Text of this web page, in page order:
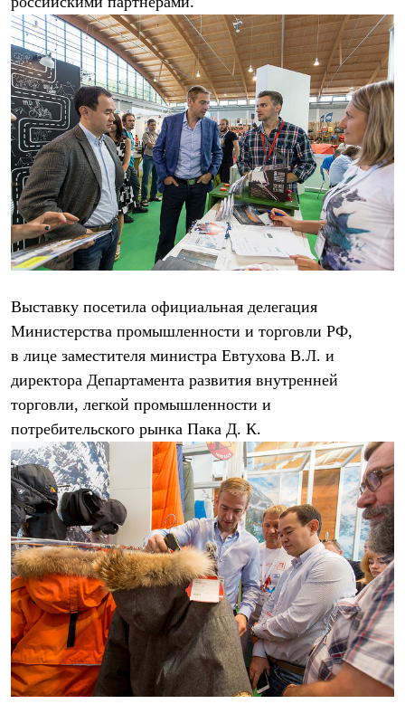
Чуни
Уход за обувью
Аксессуары
Головные уборы
Шапки
Балаклавы и маски
Кепки и бейсболки
Повязки
Шарфы
Панамы
Перчатки и рукавицы
Перчатки
Рукавицы
Носки
Полезные аксессуары
Шевроны
Опушки
Термоковрики
Уход за одеждой
В Арктику
PEAK
ЗА ПОЛЯРНЫМ КРУГОМ
TREK
BASK kids
CITY
BASK juno
ИДЁМ В ПОХОД
Дневник капитана
Каталог дилеров
Компания
Баск сегодня
История
Отцы основатели
Производство
Баск в вашем городе
Контроль качества
Технологии
Выставку посетила официальная делегация
Министерства промышленности и торговли РФ,
в лице заместителя министра Евтухова В.Л. и
директора Департамента развития внутренней
торговли, легкой промышленности и
потребительского рынка Пака Д. К.